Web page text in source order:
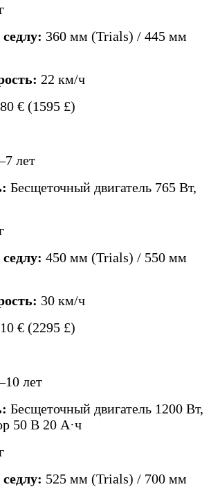
360 мм (Trials) / 445 мм
22 км/ч
€ (1595 £)
лет
Бесщеточный двигатель 765 Вт,
450 мм (Trials) / 550 мм
30 км/ч
€ (2295 £)
лет
Бесщеточный двигатель 1200 Вт,
50 В 20 А·ч
525 мм (Trials) / 700 мм